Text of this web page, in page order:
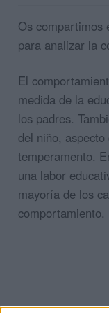
Os compartimos
para analizar la
El
medida de la
los padres.
del niño,
temperamento.
una labor
mayoría de los
comportamiento.